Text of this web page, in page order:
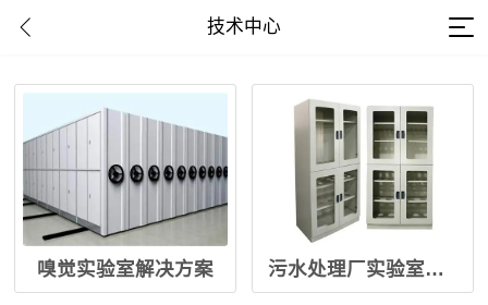
技术中心
嗅觉实验室解决方案 污水处理厂实验室建设装修